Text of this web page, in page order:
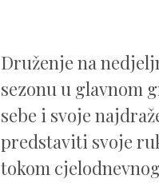
Druženje na
sezonu u glavnom
sebe i svoje
predstaviti svoje
tokom